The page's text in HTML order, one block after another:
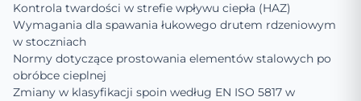
Kontrola twardości w strefie wpływu ciepła (HAZ)
Wymagania dla spawania łukowego drutem rdzeniowym
w stoczniach
Normy dotyczące prostowania elementów stalowych po
obróbce cieplnej
Zmiany w klasyfikacji spoin według EN ISO 5817 w